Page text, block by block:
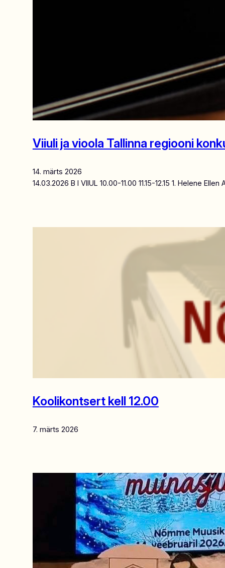
Viiuli ja vioola Tallinna regiooni
14. märts 2026
14.03.2026 B I VIIUL 10.00-11.00 11.15-12.15 1. Helene
Koolikontsert kell 12.00
7. märts 2026